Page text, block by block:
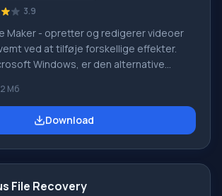
3.9
Maker - opretter og redigerer videoer
ved at tilføje forskellige effekter.
Windows, er den alternative
fra Microsoft. Funktioner i Windows
video fra forskellige kilder
mobiltelefoner, digitale videokameraer,
Мб
Download
File Recovery